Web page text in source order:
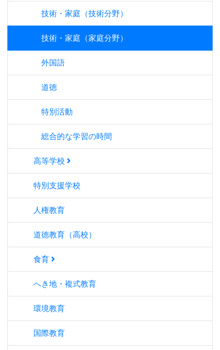
技術・家庭（技術分野）
技術・家庭（家庭分野）
外国語
道徳
特別活動
総合的な学習の時間
高等学校
特別支援学校
人権教育
道徳教育（高校）
食育
へき地・複式教育
環境教育
国際教育